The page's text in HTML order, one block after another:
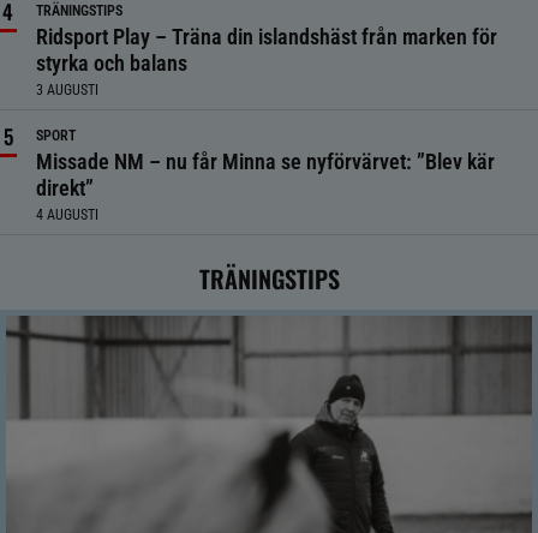
TRÄNINGSTIPS
Ridsport Play – Träna din islandshäst från marken för
styrka och balans
3 AUGUSTI
SPORT
Missade NM – nu får Minna se nyförvärvet: ”Blev kär
direkt”
4 AUGUSTI
TRÄNINGSTIPS